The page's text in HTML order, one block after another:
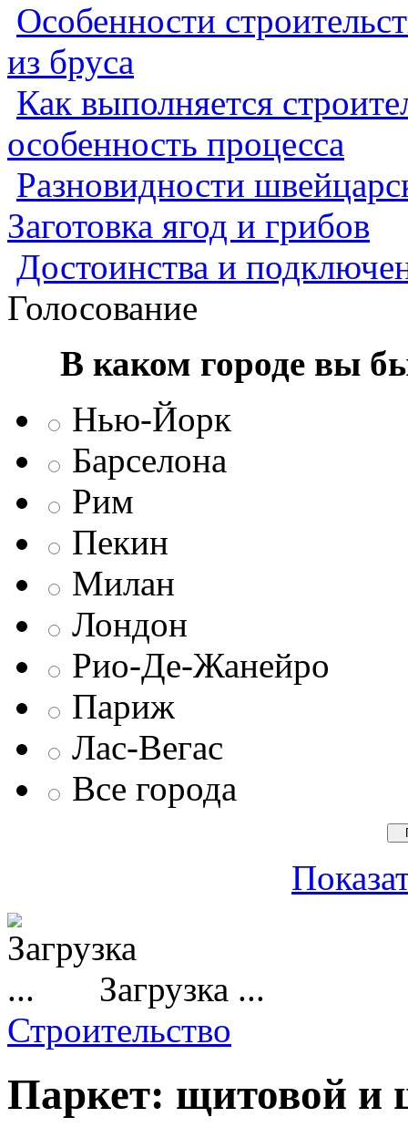
Особенности
из бруса
Как выполняется
особенность процесса
Разновидности
Заготовка ягод и грибов
Достоинства и
Голосование
В каком городе вы
Нью-Йорк
Барселона
Рим
Пекин
Милан
Лондон
Рио-Де-Жанейро
Париж
Лас-Вегас
Все города
Загрузка ...
Строительство
Паркет: щитовой и